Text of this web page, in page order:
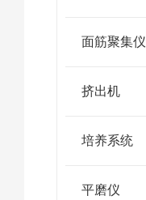
面筋聚集仪
挤出机
培养系统
平磨仪